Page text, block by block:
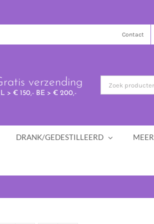
Contact
verzending
> € 150,- BE > € 200,-
DRANK/GEDESTILLEERD MEER